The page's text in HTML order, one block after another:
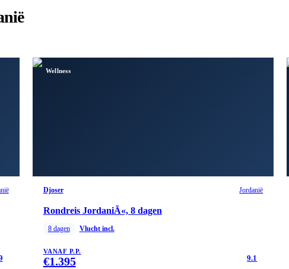
Wellness
Djoser Jordanië
Rondreis JordaniÃ«, 8 dagen
8dagen Vlucht incl.
VANAF P.P.
€1.395 9.1